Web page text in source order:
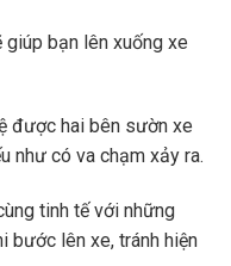
bạn lên xuống xe
được hai bên sườn xe
như có va chạm xảy ra.
tinh tế với những
bước lên xe, tránh hiện